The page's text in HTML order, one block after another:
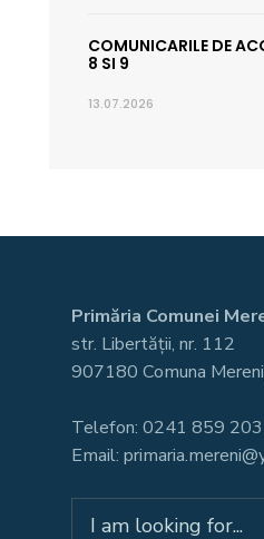
COMUNICARILE DE
8 SI 9
13.07.2026
Primăria Comunei
str. Libertății, nr. 112
907180 Comuna
Telefon: 0241 859 203
Email: